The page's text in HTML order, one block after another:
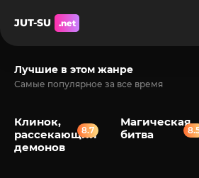
JUT-SU .net
Лучшие в этом жанре
Самые популярное за все время
Клинок,
рассекающий
демонов
8.7
Магическая
битва